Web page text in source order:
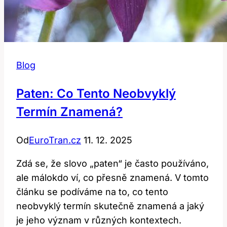
Blog
Paten: Co Tento Neobvyklý
Termín Znamená?
OdEuroTran.cz 11. 12. 2025
Zdá se, že slovo „paten“ je často používáno,
ale málokdo ví, co přesně znamená. V tomto
článku se podíváme na to, co tento
neobvyklý termín skutečně znamená a jaký
je jeho význam v různých kontextech.